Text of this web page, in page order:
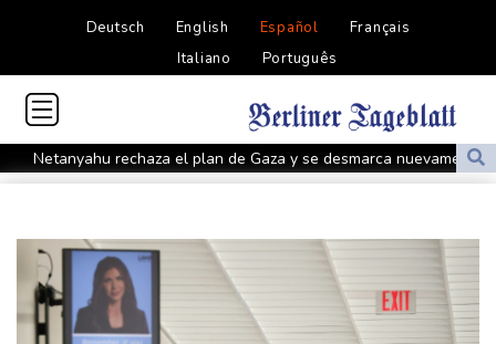
Deutsch English Español
Français
Italiano
Português
Netanyahu rechaza el plan de Gaza y se desmarca nuevamente
de Trump
Evacuaciones y vuelos cancelados en China por llegada del tifón
Dolphin
Al menos cinco muertos en Ucrania y Rusia tras nueva ola de